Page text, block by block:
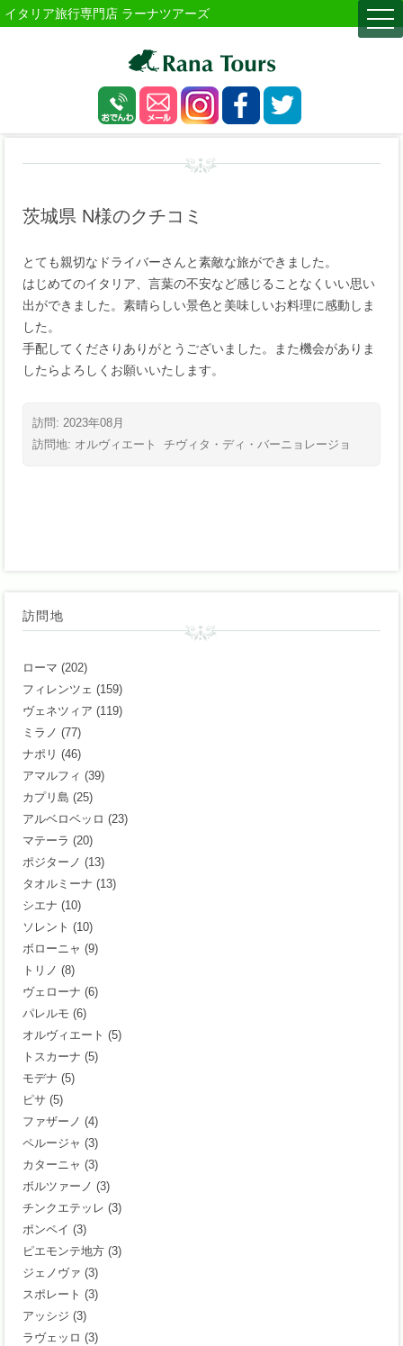
イタリア旅行専門店 ラーナツアーズ
茨城県 N様のクチコミ
とても親切なドライバーさんと素敵な旅ができました。
はじめてのイタリア、言葉の不安など感じることなくいい思い
出ができました。素晴らしい景色と美味しいお料理に感動しま
した。
手配してくださりありがとうございました。また機会がありま
したらよろしくお願いいたします。
訪問: 2023年08月
訪問地: オルヴィエート チヴィタ・ディ・バーニョレージョ
訪問地
ローマ (202)
フィレンツェ (159)
ヴェネツィア (119)
ミラノ (77)
ナポリ (46)
アマルフィ (39)
カプリ島 (25)
アルベロベッロ (23)
マテーラ (20)
ポジターノ (13)
タオルミーナ (13)
シエナ (10)
ソレント (10)
ボローニャ (9)
トリノ (8)
ヴェローナ (6)
パレルモ (6)
オルヴィエート (5)
トスカーナ (5)
モデナ (5)
ピサ (5)
ファザーノ (4)
ペルージャ (3)
カターニャ (3)
ボルツァーノ (3)
チンクエテッレ (3)
ポンペイ (3)
ピエモンテ地方 (3)
ジェノヴァ (3)
スポレート (3)
アッシジ (3)
ラヴェッロ (3)